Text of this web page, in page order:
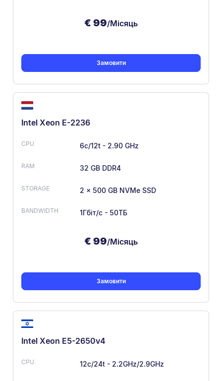
€ 99/Місяць
Замовити
Intel Xeon E-2236
6c/12t - 2.90 GHz
32 GB DDR4
2 x 500 GB NVMe SSD
1Гбіт/с - 50ТБ
€ 99/Місяць
Замовити
Intel Xeon E5-2650v4
12c/24t - 2.2GHz/2.9GHz